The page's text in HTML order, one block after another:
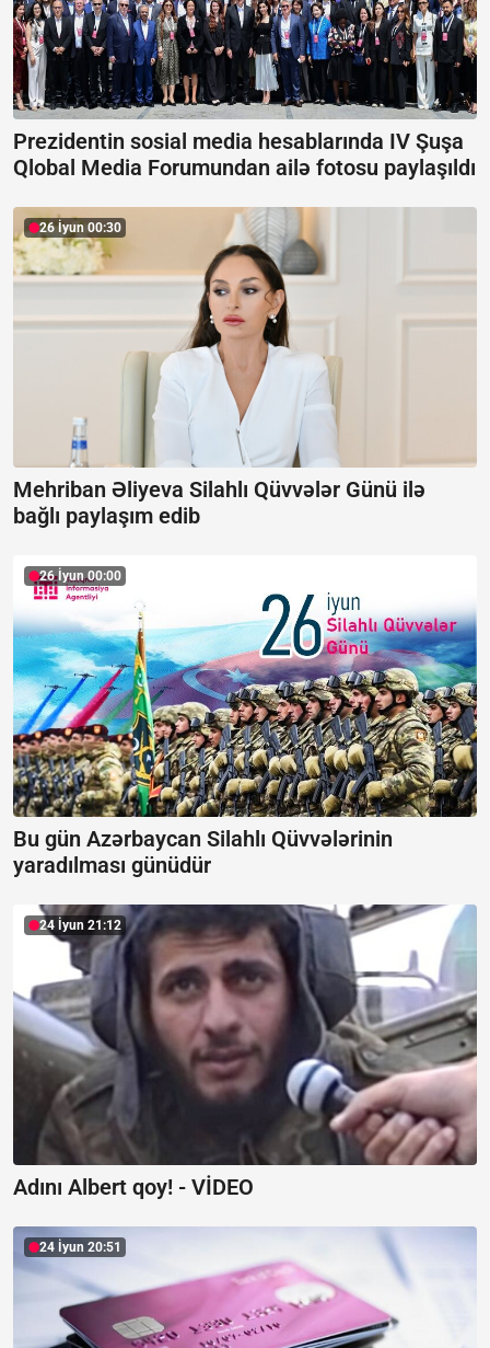
Prezidentin sosial media hesablarında IV Şuşa
Qlobal Media Forumundan ailə fotosu paylaşıldı
26 İyun 00:30
Mehriban Əliyeva Silahlı Qüvvələr Günü ilə
bağlı paylaşım edib
26 İyun 00:00
Bu gün Azərbaycan Silahlı Qüvvələrinin
yaradılması günüdür
24 İyun 21:12
Adını Albert qoy! - VİDEO
24 İyun 20:51